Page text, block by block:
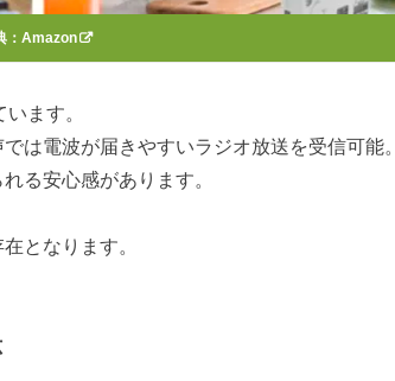
： Amazon
ます。
は電波が届きやすいラジオ放送を受信可能。
る安心感があります。
となります。